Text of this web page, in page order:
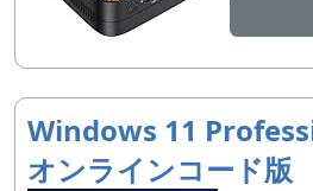
Windows 11
オンラインコード版